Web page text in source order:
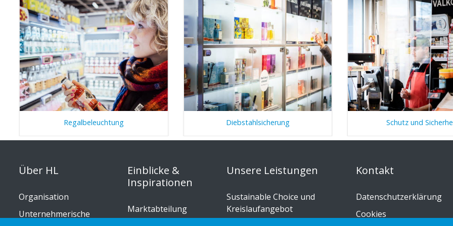
Regalbeleuchtung Diebstahlsicherung Schutz und
Über HL
Organisation
Unternehmerische
Einblicke &
Inspirationen
Marktabteilung
Unsere Leistungen
Sustainable Choice und
Kreislaufangebot
Kontakt
Datenschutzerklärung
Cookies